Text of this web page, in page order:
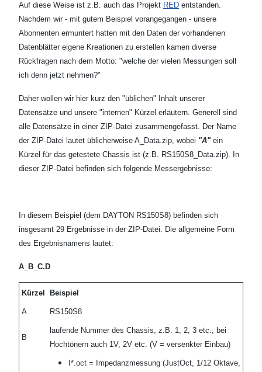
Auf diese Weise ist z.B. auch das Projekt RED entstanden.
Nachdem wir - mit gutem Beispiel vorangegangen - unsere
Abonnenten ermuntert hatten mit den Daten der vorhandenen
Datenblätter eigene Kreationen zu erstellen kamen diverse
Rückfragen nach dem Motto: "welche der vielen Messungen soll
ich denn jetzt nehmen?"
Daher wollen wir hier kurz den "üblichen" Inhalt unserer
Datensätze und unsere "internen" Kürzel erläutern. Generell sind
alle Datensätze in einer ZIP-Datei zusammengefasst. Der Name
der ZIP-Datei lautet üblicherweise A_Data.zip, wobei "A"ein
Kürzel für das getestete Chassis ist (z.B. RS150S8_Data.zip). In
dieser ZIP-Datei befinden sich folgende Messergebnisse:
In diesem Beispiel (dem DAYTON RS150S8) befinden sich
insgesamt 29 Ergebnisse in der ZIP-Datei. Die allgemeine Form
des Ergebnisnamens lautet:
A_B_C.D
Kürzel Beispiel
A RS150S8
B
laufende Nummer des Chassis, z.B. 1, 2, 3 etc.; bei
Hochtönern auch 1V, 2V etc. (V = versenkter Einbau)
I*.oct = Impedanzmessung (JustOct, 1/12 Oktave,